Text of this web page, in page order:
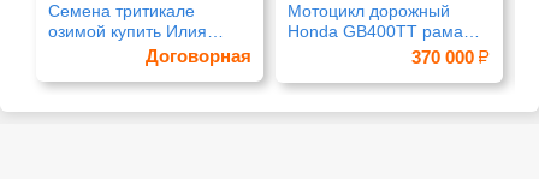
Семена тритикале
озимой купить Илия
Тихон ХлеборобДоговорная
Мотоцикл дорожный
Honda GB400TT рама
370 000